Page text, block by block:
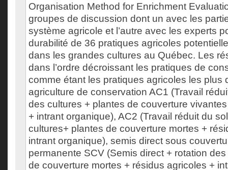
Organisation Method for Enrichment
groupes de discussion dont un avec les
système agricole et l’autre avec les experts
durabilité de 36 pratiques agricoles
dans les grandes cultures au Québec. Les
dans l’ordre décroissant les pratiques de
comme étant les pratiques agricoles les plus
agriculture de conservation AC1 (Travail
des cultures + plantes de couverture
+ intrant organique), AC2 (Travail réduit du
cultures+ plantes de couverture mortes +
intrant organique), semis direct sous
permanente SCV (Semis direct + rotation
de couverture mortes + résidus agricoles +